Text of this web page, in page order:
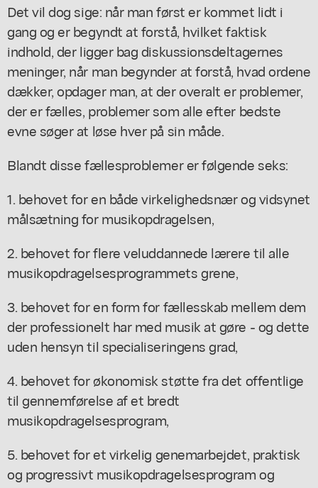
Det vil dog sige: når man først er kommet lidt i
gang og er begyndt at forstå, hvilket faktisk
indhold, der ligger bag diskussionsdeltagernes
meninger, når man begynder at forstå, hvad ordene
dækker, opdager man, at der overalt er problemer,
der er fælles, problemer som alle efter bedste
evne søger at løse hver på sin måde.
Blandt disse fællesproblemer er følgende seks:
1. behovet for en både virkelighedsnær og vidsynet
målsætning for musikopdragelsen,
2. behovet for flere veluddannede lærere til alle
musikopdragelsesprogrammets grene,
3. behovet for en form for fællesskab mellem dem
der professionelt har med musik at gøre - og dette
uden hensyn til specialiseringens grad,
4. behovet for økonomisk støtte fra det offentlige
til gennemførelse af et bredt
musikopdragelsesprogram,
5. behovet for et virkelig genemarbejdet, praktisk
og progressivt musikopdragelsesprogram og